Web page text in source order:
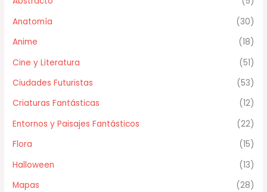
Anatomía
(30)
Anime
(18)
Cine y Literatura
(51)
Ciudades Futuristas
(53)
Criaturas Fantásticas
(12)
Entornos y Paisajes Fantásticos
(22)
Flora
(15)
Halloween
(13)
Mapas
(28)